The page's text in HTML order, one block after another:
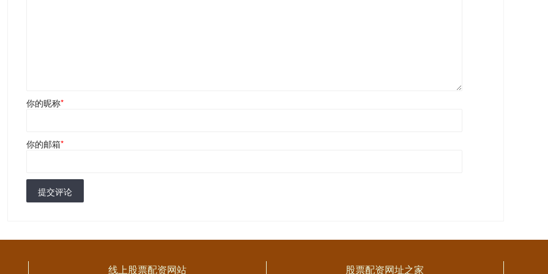
你的昵称*
你的邮箱*
提交评论
线上股票配资网站 股票配资网址之家